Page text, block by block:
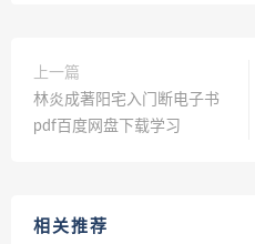
上一篇
林炎成著阳宅入门断电子书
pdf百度网盘下载学习
相关推荐